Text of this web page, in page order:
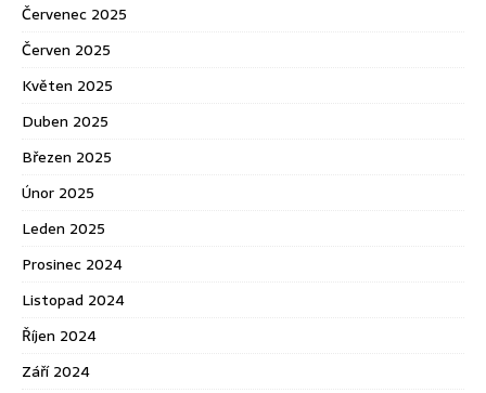
Červenec 2025
Červen 2025
Květen 2025
Duben 2025
Březen 2025
Únor 2025
Leden 2025
Prosinec 2024
Listopad 2024
Říjen 2024
Září 2024